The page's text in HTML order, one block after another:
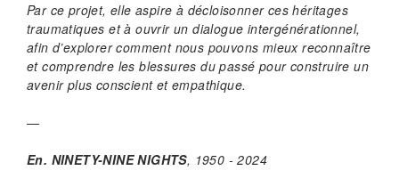
Par ce projet, elle aspire à décloisonner ces héritages
traumatiques et à ouvrir un dialogue intergénérationnel,
afin d’explorer comment nous pouvons mieux reconnaître
et comprendre les blessures du passé pour construire un
avenir plus conscient et empathique.
—
En. NINETY-NINE NIGHTS, 1950 - 2024